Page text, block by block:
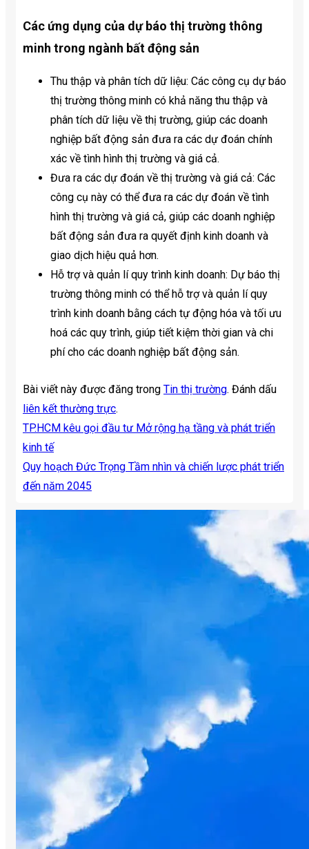
Các ứng dụng của dự báo thị trường thông
minh trong ngành bất động sản
Thu thập và phân tích dữ liệu: Các công cụ dự báo
thị trường thông minh có khả năng thu thập và
phân tích dữ liệu về thị trường, giúp các doanh
nghiệp bất động sản đưa ra các dự đoán chính
xác về tình hình thị trường và giá cả.
Đưa ra các dự đoán về thị trường và giá cả: Các
công cụ này có thể đưa ra các dự đoán về tình
hình thị trường và giá cả, giúp các doanh nghiệp
bất động sản đưa ra quyết định kinh doanh và
giao dịch hiệu quả hơn.
Hỗ trợ và quản lí quy trình kinh doanh: Dự báo thị
trường thông minh có thể hỗ trợ và quản lí quy
trình kinh doanh bằng cách tự động hóa và tối ưu
hoá các quy trình, giúp tiết kiệm thời gian và chi
phí cho các doanh nghiệp bất động sản.
Bài viết này được đăng trong Tin thị trường. Đánh dấu
liên kết thường trực.
TP.HCM kêu gọi đầu tư Mở rộng hạ tầng và phát triển
kinh tế
Quy hoạch Đức Trọng Tầm nhìn và chiến lược phát triển
đến năm 2045